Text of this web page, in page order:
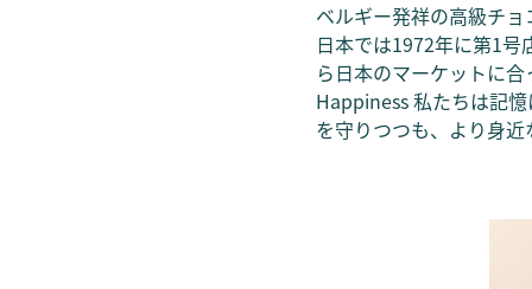
ベルギー発祥の高級チ
日本では1972年に第1
ら日本のマーケットに
Happiness 私たちは記
を守りつつも、より身